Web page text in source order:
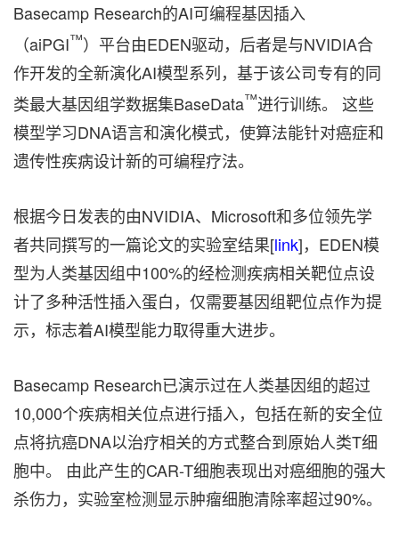
Basecamp Research的AI可编程基因插入
（aiPGI™）平台由EDEN驱动，后者是与NVIDIA合
作开发的全新演化AI模型系列，基于该公司专有的同
类最大基因组学数据集BaseData™进行训练。 这些
模型学习DNA语言和演化模式，使算法能针对癌症和
遗传性疾病设计新的可编程疗法。
根据今日发表的由NVIDIA、Microsoft和多位领先学
者共同撰写的一篇论文的实验室结果[link]，EDEN模
型为人类基因组中100%的经检测疾病相关靶位点设
计了多种活性插入蛋白，仅需要基因组靶位点作为提
示，标志着AI模型能力取得重大进步。
Basecamp Research已演示过在人类基因组的超过
10,000个疾病相关位点进行插入，包括在新的安全位
点将抗癌DNA以治疗相关的方式整合到原始人类T细
胞中。 由此产生的CAR-T细胞表现出对癌细胞的强大
杀伤力，实验室检测显示肿瘤细胞清除率超过90%。